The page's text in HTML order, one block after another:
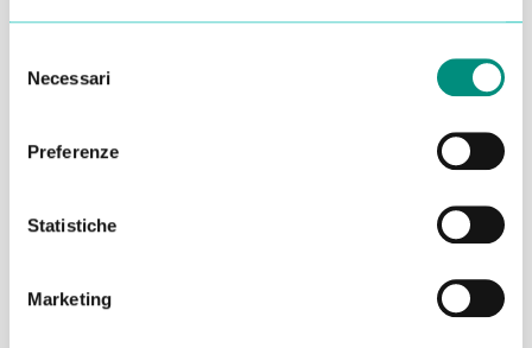
delNecessari
Preferenze
Statistiche
Marketing
Inserisci i tuoi dati qui, ti ricontatteremo